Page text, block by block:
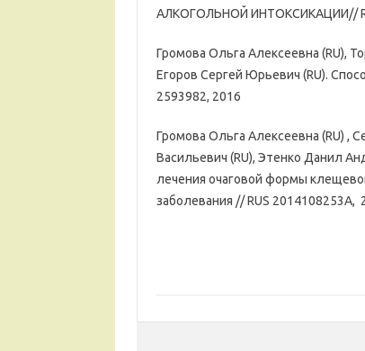
АЛКОГОЛЬНОЙ ИНТОКСИКАЦИИ//
Громова Ольга Алексеевна (RU),
Егоров Сергей Юрьевич (RU).
2593982, 2016
Громова Ольга Алексеевна (RU) ,
Васильевич (RU), Этенко Данил
лечения очаговой формы
заболевания // RUS 2014108253A,